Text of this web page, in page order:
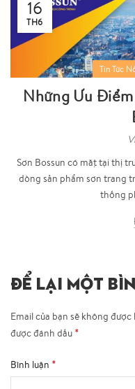
16
TH6
Tin Tức
Những Ưu
Sơn Bossun có mặt tại thị
dòng sản phẩm sơn trang
thống
ĐỂ LẠI MỘT
Email của bạn sẽ không
được đánh dấu *
Bình luận *